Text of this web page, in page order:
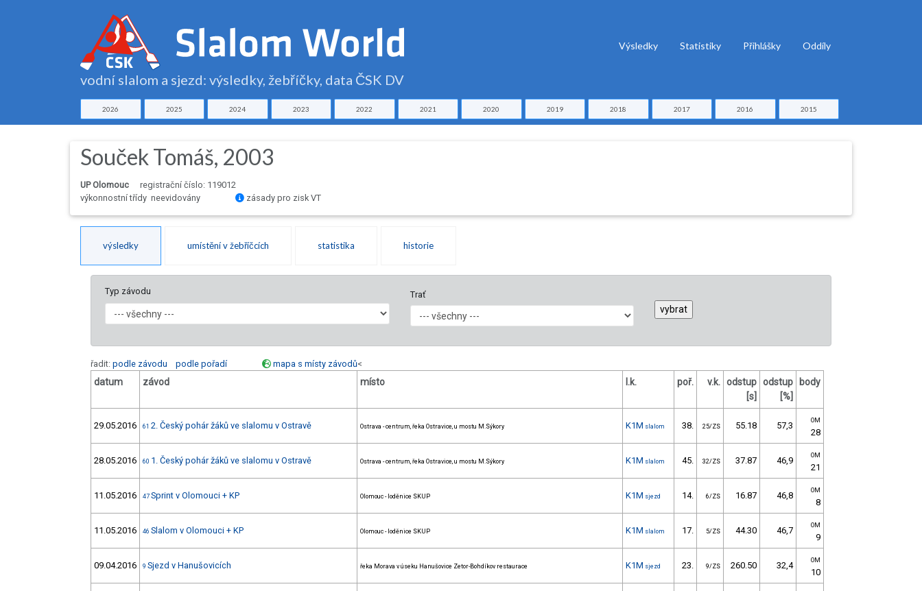
vodní slalom a sjezd: výsledky, žebříčky, data ČSK DV
Výsledky Statistiky Přihlášky Oddíly
2026 2025 2024 2023 2022 2021 2020 2019 2018 2017 2016 2015
Souček Tomáš, 2003
UP Olomouc
registrační číslo: 119012
výkonnostní třídy neevidovány
zásady pro zisk VT
výsledky umístění v žebříčcích statistika historie
Typ závodu Trať
řadit: podle závodu podle pořadí mapa s místy závodů<
datum závod místo l.k. poř. v.k. odstup
[s]
odstup
[%]
body
29.05.2016 61 2. Český pohár žáků ve slalomu v Ostravě Ostrava - centrum, řeka Ostravice, u mostu M.Sýkory K1M slalom 38. 25/ZS 55.18 57,3 OM
28
28.05.2016 60 1. Český pohár žáků ve slalomu v Ostravě Ostrava - centrum, řeka Ostravice, u mostu M.Sýkory K1M slalom 45. 32/ZS 37.87 46,9 OM
21
11.05.2016 47 Sprint v Olomouci + KP Olomouc - loděnice SKUP K1M sjezd 14. 6/ZS 16.87 46,8 OM
8
11.05.2016 46 Slalom v Olomouci + KP Olomouc - loděnice SKUP K1M slalom 17. 5/ZS 44.30 46,7 OM
9
09.04.2016 9 Sjezd v Hanušovicích řeka Morava v úseku Hanušovice Zetor-Bohdíkov restaurace K1M sjezd 23. 9/ZS 260.50 32,4 OM
10